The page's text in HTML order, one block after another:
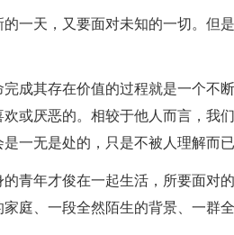
的一天，又要面对未知的一切。但
成其存在价值的过程就是一个不
或厌恶的。相较于他人而言，我
一无是处的，只是不被人理解而已
青年才俊在一起生活，所要面对
庭、一段全然陌生的背景、一群